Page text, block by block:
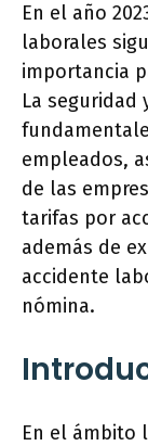
En el año
laborales
importancia
La seguridad
empleados,
de las
tarifas por
además de
accidente
nómina.
En el ámbito